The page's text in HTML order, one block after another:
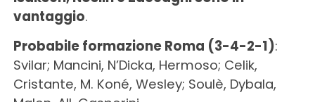
vantaggio.
Probabile formazione Roma (3-4-2-1):
Svilar; Mancini, N’Dicka, Hermoso; Celik,
Cristante, M. Koné, Wesley; Soulè, Dybala,